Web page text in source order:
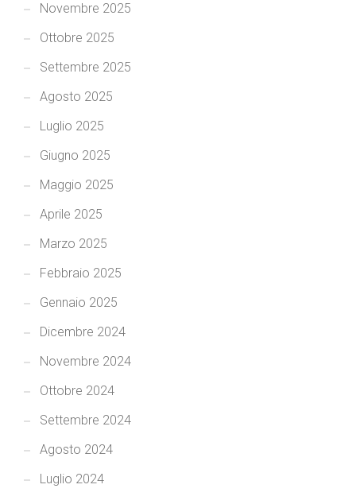
Novembre 2025
Ottobre 2025
Settembre 2025
Agosto 2025
Luglio 2025
Giugno 2025
Maggio 2025
Aprile 2025
Marzo 2025
Febbraio 2025
Gennaio 2025
Dicembre 2024
Novembre 2024
Ottobre 2024
Settembre 2024
Agosto 2024
Luglio 2024